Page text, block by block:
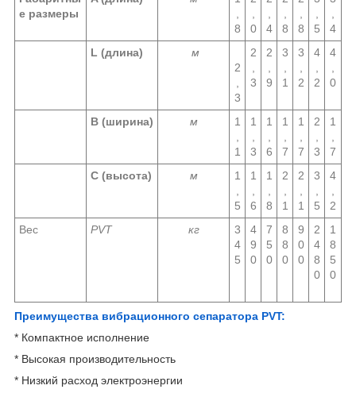
е размеры
8
0
4
8
8
5
4
L (длина)
м
2
3
2
3
2
9
3
1
3
2
4
2
4
0
B (ширина) м
1
1
1
3
1
6
1
7
1
7
2
3
1
7
C (высота) м
1
5
1
6
1
8
2
1
2
1
3
5
4
2
Вес
PVT кг
3
4
5
4
9
0
7
5
0
8
8
0
9
0
0
2
4
8
0
1
8
5
0
Преимущества вибрационного сепаратора PVT:
* Компактное исполнение
* Высокая производительность
* Низкий расход электроэнергии